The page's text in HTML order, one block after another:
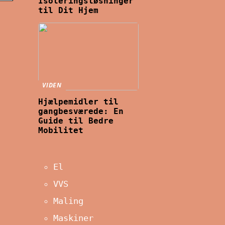
til Dit Hjem
VIDEN
Hjælpemidler til
gangbesværede: En
Guide til Bedre
Mobilitet
El
VVS
Maling
Maskiner